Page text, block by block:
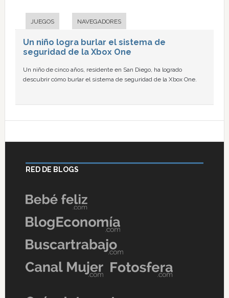
JUEGOS NAVEGADORES
Un niño logra burlar el sistema de
seguridad de la Xbox One
Un niño de cinco años, residente en San Diego, ha logrado
descubrir cómo burlar el sistema de seguridad de la Xbox One.
RED DE BLOGS